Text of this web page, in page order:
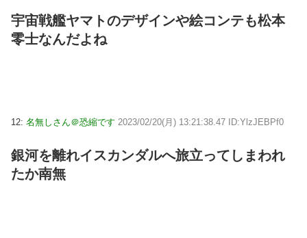
宇宙戦艦ヤマトのデザインや絵コンテも松本
零士なんだよね
12: 名無しさん＠恐縮です 2023/02/20(月) 13:21:38.47 ID:YlzJEBPf0
銀河を離れイスカンダルへ旅立ってしまわれ
たか南無